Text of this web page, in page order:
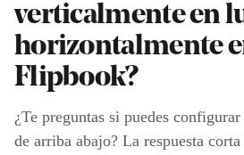
verticalmente en
horizontalmente
Flipbook?
¿Te preguntas si puedes
de arriba abajo? La respuesta